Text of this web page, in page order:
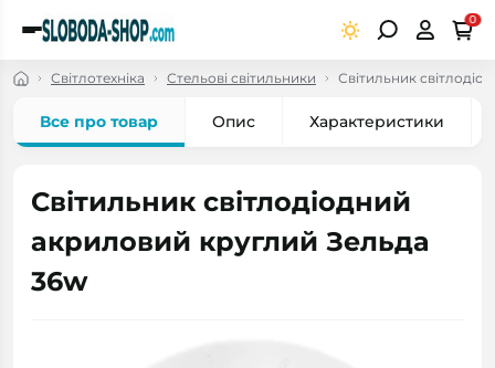
0
Світлотехніка Стельові світильники Світильник
Все про товар Опис Характеристики
Світильник світлодіодний
акриловий круглий Зельда
36w